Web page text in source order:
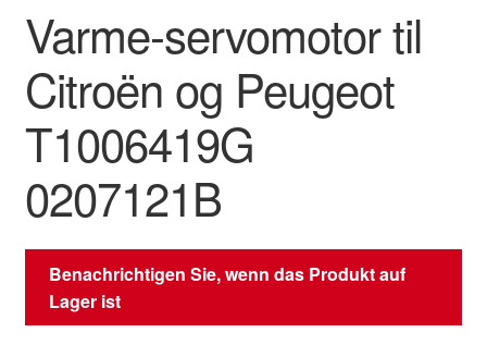
Varme-servomotor til
Citroën og Peugeot
T1006419G
0207121B
Benachrichtigen Sie, wenn das Produkt auf
Lager ist